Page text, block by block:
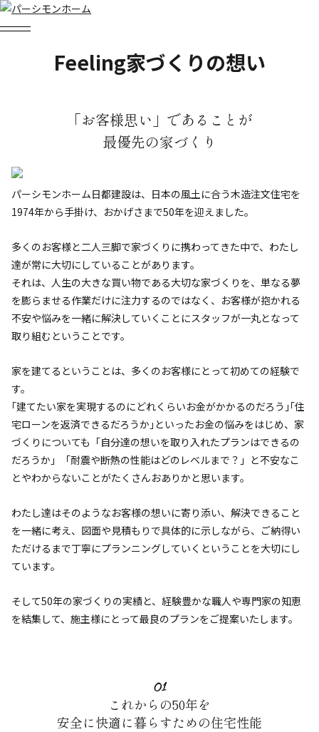
Feeling家づくりの想い
「お客様思い」であることが
最優先の家づくり
パーシモンホーム日都建設は、日本の風土に合う木造注文住宅を
1974年から手掛け、おかげさまで50年を迎えました。
多くのお客様と二人三脚で家づくりに携わってきた中で、わたし
達が常に大切にしていることがあります。
それは、人生の大きな買い物である大切な家づくりを、単なる夢
を膨らませる作業だけに注力するのではなく、お客様が抱かれる
不安や悩みを一緒に解決していくことにスタッフが一丸となって
取り組むということです。
家を建てるということは、多くのお客様にとって初めての経験で
す。
｢建てたい家を実現するのにどれくらいお金がかかるのだろう｣｢住
宅ローンを返済できるだろうか｣といったお金の悩みをはじめ、家
づくりについても「自分達の想いを取り入れたプランはできるの
だろうか」「耐震や断熱の性能はどのレベルまで？」と不安なこ
とやわからないことがたくさんおありかと思います。
わたし達はそのようなお客様の想いに寄り添い、解決できること
を一緒に考え、図面や見積もりで具体的に示しながら、ご納得い
ただけるまで丁寧にプランニングしていくということを大切にし
ています。
そして50年の家づくりの実績と、経験豊かな職人や専門家の知恵
を結集して、施主様にとって最良のプランをご提案いたします。
01
これからの50年を
安全に快適に暮らすための住宅性能